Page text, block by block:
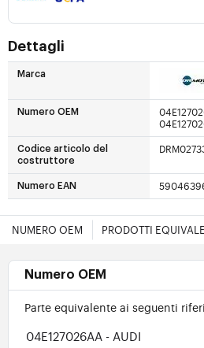
Dettagli
Marca
Numero OEM
Codice articolo del
costruttore
Numero EAN
NUMERO OEM PRODOTTI
Numero OEM
Parte equivalente ai seguenti
04E127026AA - AUDI